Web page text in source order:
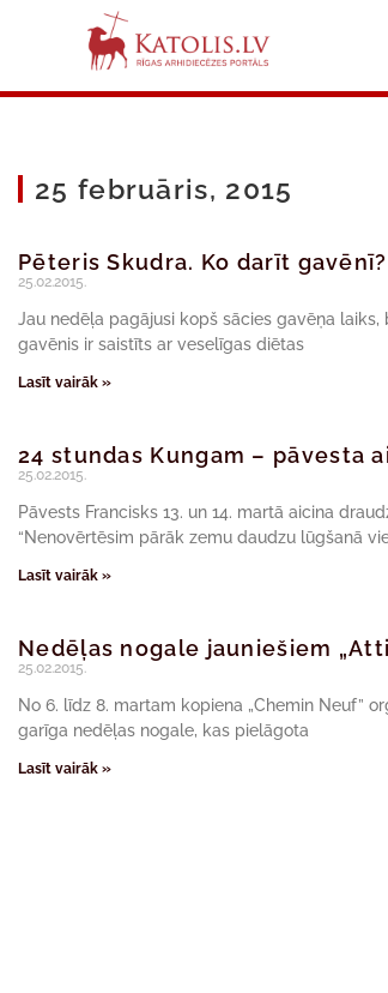
25 februāris, 2015
Pēteris Skudra. Ko darīt gavēnī?
25.02.2015.
Jau nedēļa pagājusi kopš sācies gavēņa
gavēnis ir saistīts ar veselīgas diētas
Lasīt vairāk »
24 stundas Kungam – pāvesta
25.02.2015.
Pāvests Francisks 13. un 14. martā aicina
“Nenovērtēsim pārāk zemu daudzu lūgšanā
Lasīt vairāk »
Nedēļas nogale jauniešiem
25.02.2015.
No 6. līdz 8. martam kopiena „Chemin Neuf”
garīga nedēļas nogale, kas pielāgota
Lasīt vairāk »